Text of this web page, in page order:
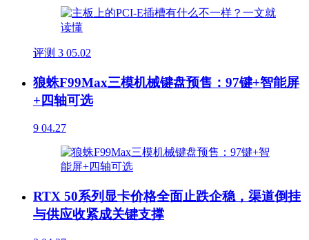
评测 3 05.02
狼蛛F99Max三模机械键盘预售：97键+智能屏
+四轴可选
9 04.27
RTX 50系列显卡价格全面止跌企稳，渠道倒挂
与供应收紧成关键支撑